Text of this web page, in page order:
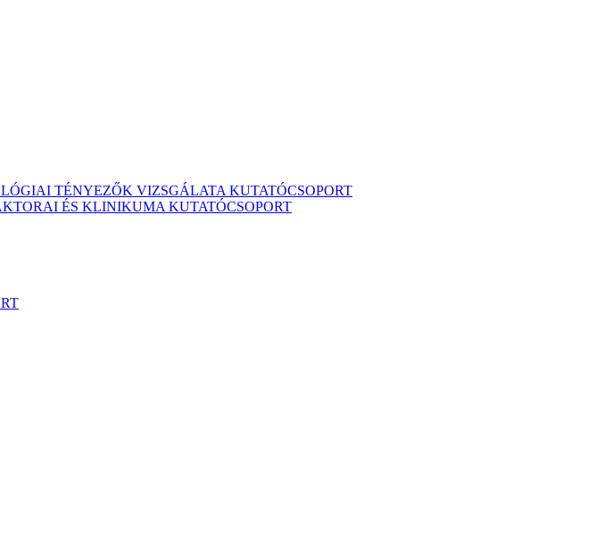
TÉNYEZŐK VIZSGÁLATA KUTATÓCSOPORT
ÉS KLINIKUMA KUTATÓCSOPORT